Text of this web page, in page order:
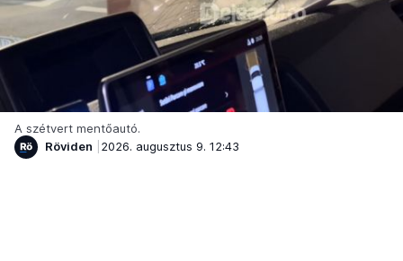
A szétvert mentőautó.
Röviden
2026. augusztus 9. 12:43